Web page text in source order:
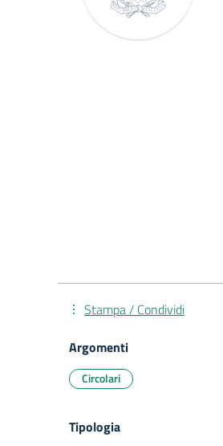
Stampa / Condividi
Argomenti
Circolari
Tipologia